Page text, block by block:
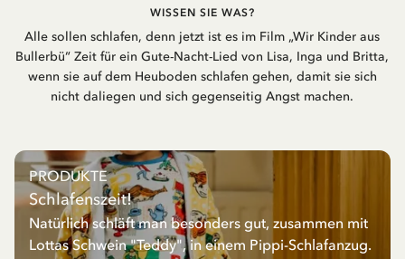
WISSEN SIE WAS?
Alle sollen schlafen, denn jetzt ist es im Film „Wir Kinder aus
Bullerbü“ Zeit für ein Gute-Nacht-Lied von Lisa, Inga und Britta,
wenn sie auf dem Heuboden schlafen gehen, damit sie sich
nicht daliegen und sich gegenseitig Angst machen.
PRODUKTE
Schlafenszeit!
Natürlich schläft man besonders gut, zusammen mit
Lottas Schwein "Teddy", in einem Pippi-Schlafanzug.